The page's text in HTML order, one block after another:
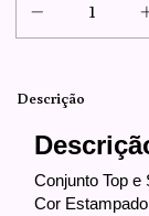
Descrição
Conjunto Top e
Cor